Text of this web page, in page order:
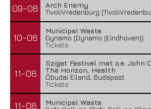
09-08
Arch Enemy
TivoliVredenburg
10-08
Municipal Waste
Dynamo (Dynamo (Eindhoven))
Tickets
11-08
Sziget Festival met o.a. John
The Horizon, Health
Óbudai Eiland, Budapest
Tickets
11-08
Municipal Waste